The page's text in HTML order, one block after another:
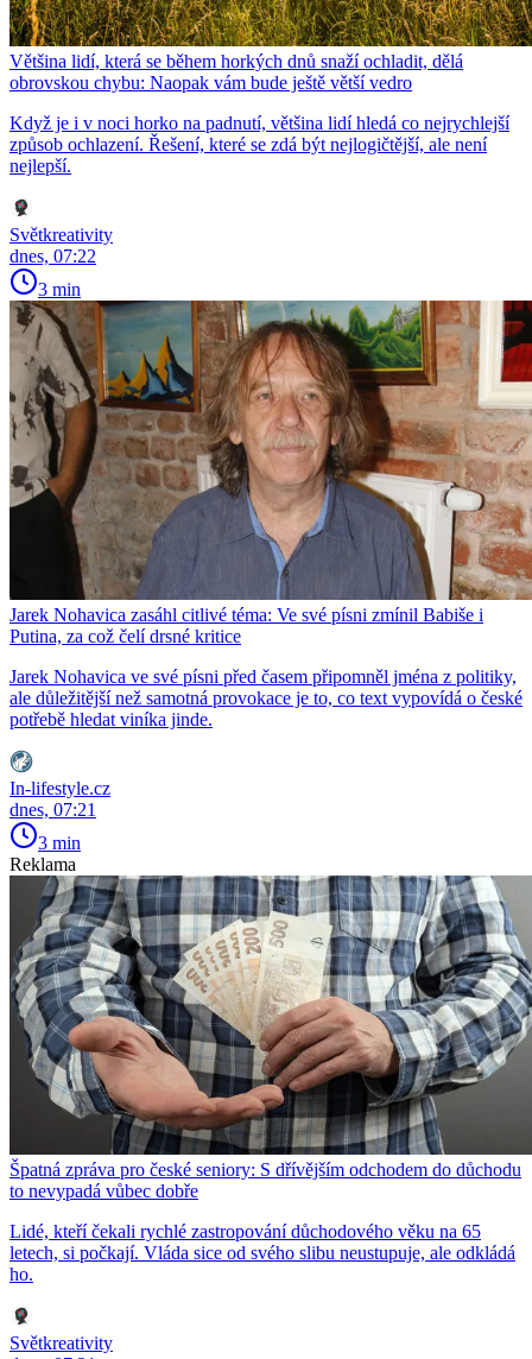
Většina lidí, která se během horkých dnů snaží ochladit, dělá
obrovskou chybu: Naopak vám bude ještě větší vedro
Když je i v noci horko na padnutí, většina lidí hledá co nejrychlejší
způsob ochlazení. Řešení, které se zdá být nejlogičtější, ale není
nejlepší.
Světkreativity
dnes, 07:22
3 min
Jarek Nohavica zasáhl citlivé téma: Ve své písni zmínil Babiše i
Putina, za což čelí drsné kritice
Jarek Nohavica ve své písni před časem připomněl jména z politiky,
ale důležitější než samotná provokace je to, co text vypovídá o české
potřebě hledat viníka jinde.
In-lifestyle.cz
dnes, 07:21
3 min
Reklama
Špatná zpráva pro české seniory: S dřívějším odchodem do důchodu
to nevypadá vůbec dobře
Lidé, kteří čekali rychlé zastropování důchodového věku na 65
letech, si počkají. Vláda sice od svého slibu neustupuje, ale odkládá
ho.
Světkreativity